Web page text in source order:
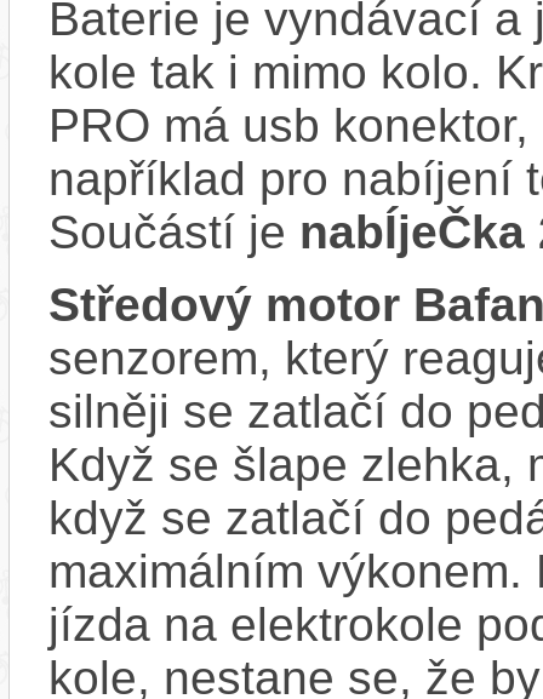
Baterie je vyndávací
kole tak i mimo kolo.
PRO má usb
například pro nabíjení
Součástí je nabÍjeČka
Středový motor
senzorem, který
silněji se zatlačí do
Když se šlape zlehka,
když se zatlačí do
maximálním
jízda na elektrokole
kole, nestane se, že